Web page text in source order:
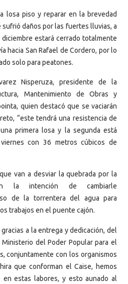
losa piso y reparar en la brevedad
daños por las fuertes lluvias, a
estará cerrado totalmente
hacia San Rafael de Cordero, por lo
solo para peatones.
Nisperuza, presidente de la
Mantenimiento de Obras y
quien destacó que se vaciarán
“este tendrá una resistencia de
primera losa y la segunda está
con 36 metros cúbicos de
van a desviar la quebrada por la
la intención de cambiarle
de la torrentera del agua para
trabajos en el puente cajón.
a la entrega y dedicación, del
del Poder Popular para el
conjuntamente con los organismos
que conforman el Caise, hemos
en estas labores, y esto aunado al